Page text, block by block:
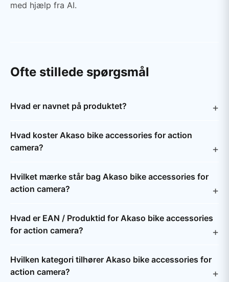
med hjælp fra AI.
Ofte stillede spørgsmål
Hvad er navnet på produktet?
Hvad koster Akaso bike accessories for action
camera?
Hvilket mærke står bag Akaso bike accessories for
action camera?
Hvad er EAN / Produktid for Akaso bike accessories
for action camera?
Hvilken kategori tilhører Akaso bike accessories for
action camera?